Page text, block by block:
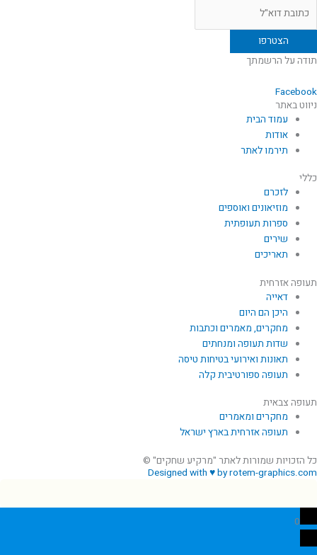
תודה על הרשמתך
Facebook
ניווט באתר
עמוד הבית
אודות
תירמו לאתר
כללי
לזכרם
מוזיאונים ואוספים
ספרות תעופתית
שירים
תאריכים
תעופה אזרחית
דאייה
היכן הם היום
מחקרים, מאמרים וכתבות
שדות תעופה ומנחתים
תאונות ואירועי בטיחות טיסה
תעופה ספורטיבית קלה
תעופה צבאית
מחקרים ומאמרים
תעופה אזרחית בארץ ישראל
כל הזכויות שמורות לאתר "מרקיע שחקים" ©
Designed with ♥ by rotem-graphics.com
0